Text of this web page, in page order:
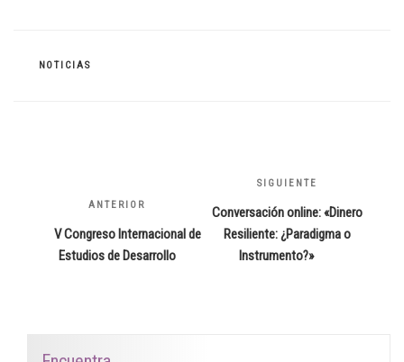
CATEGORÍAS
NOTICIAS
Entrada
anterior:
ANTERIOR
V Congreso Internacional de
Estudios de Desarrollo
Siguiente
entrada
SIGUIENTE
Conversación online: «Dinero
Resiliente: ¿Paradigma o
Instrumento?»